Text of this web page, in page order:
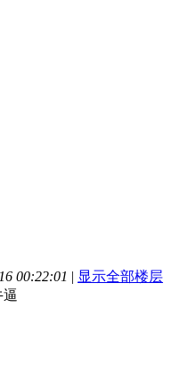
00:22:01 | 显示全部楼层